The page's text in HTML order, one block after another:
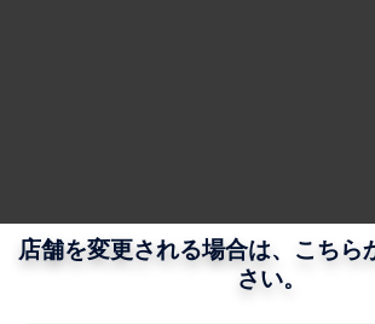
店舗を変更される場合は、こちら
さい。